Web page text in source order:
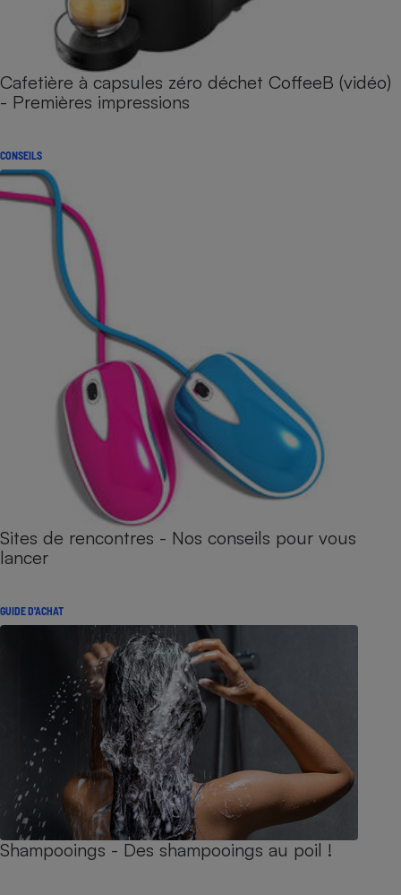
Cafetière à capsules zéro déchet CoffeeB (vidéo)
- Premières impressions
CONSEILS
Sites de rencontres - Nos conseils pour vous
lancer
GUIDE D'ACHAT
Shampooings - Des shampooings au poil !